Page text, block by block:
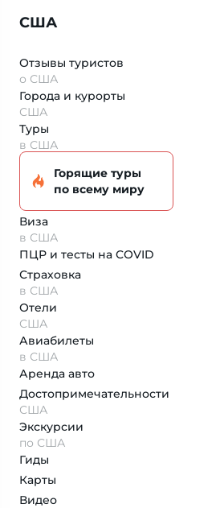
США
Отзывы туристов
о США
Города и курорты
США
Туры
в США
Горящие туры
по всему миру
Виза
в США
ПЦР и тесты на COVID
Страховка
в США
Отели
США
Авиабилеты
в США
Аренда авто
Достопримеча­тельности
США
Экскурсии
по США
Гиды
Карты
Видео